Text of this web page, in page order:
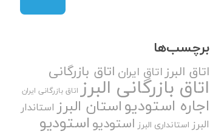
برچسب‌ها
اتاق البرزاتاق ایران اتاق بازرگانی
اتاق بازرگانی البرز اتاق بازرگانی ایران
اجاره استودیواستان البرز استاندار
البرز استانداری البرز استودیواستودیو